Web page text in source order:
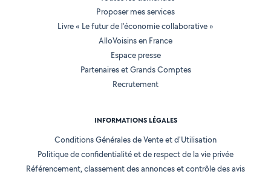
Proposer mes services
Livre « Le futur de l'économie collaborative »
AlloVoisins en France
Espace presse
Partenaires et Grands Comptes
Recrutement
INFORMATIONS LÉGALES
Conditions Générales de Vente et d'Utilisation
Politique de confidentialité et de respect de la vie privée
Référencement, classement des annonces et contrôle des avis